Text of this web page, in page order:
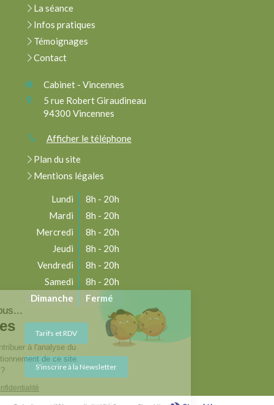
La séance
Infos pratiques
Témoignages
Contact
Cabinet - Vincennes
5 rue Robert Giraudineau
94300 Vincennes
Afficher le téléphone
Plan du site
Mentions légales
Lundi
8h - 20h
Mardi
8h - 20h
Mercredi
8h - 20h
Jeudi
8h - 20h
Vendredi
8h - 20h
Samedi
8h - 20h
Dimanche
Fermé
Tarifs et RDV
S'inscrire à la Newsletter
c'est nous...
Cookies
rôle est de contribuer à l'analyse du
et au bon fonctionnement de ce site.
OK pour vous ?
la politique de confidentialité